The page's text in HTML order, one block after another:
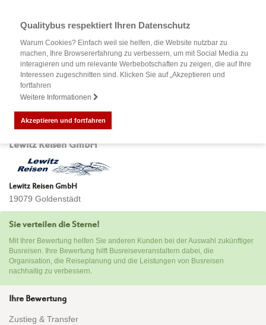
Qualitybus respektiert Ihren Datenschutz
Warum Cookies? Einfach weil sie helfen, die Website nutzbar zu
machen, Ihre Browsererfahrung zu verbessern, um mit Social Media zu
interagieren und um relevante Werbebotschaften zu zeigen, die auf Ihre
Interessen zugeschnitten sind. Klicken Sie auf „Akzeptieren und
fortfahren
Weitere Informationen
Akzeptieren und fortfahren
Lewitz Reisen GmbH
Lewitz Reisen GmbH
19079 Goldenstädt
Sie verteilen die Sterne!
Mit Ihrer Bewertung helfen Sie anderen Kunden bei der Auswahl zukünftiger
Busreisen. Ihre Bewertung hilft Busreiseveranstaltern dabei, die
Organisation, die Reiseplanung und die Leistungen von Busreisen
nachhaltig zu verbessern.
Ihre Bewertung
Zustieg & Transfer